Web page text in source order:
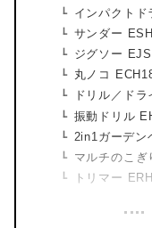
インパクト
サンダー
ジグソー
丸ノコ
ドリル／ド
振動ドリル
2in1ガーデ
マルチのこ
トリマー